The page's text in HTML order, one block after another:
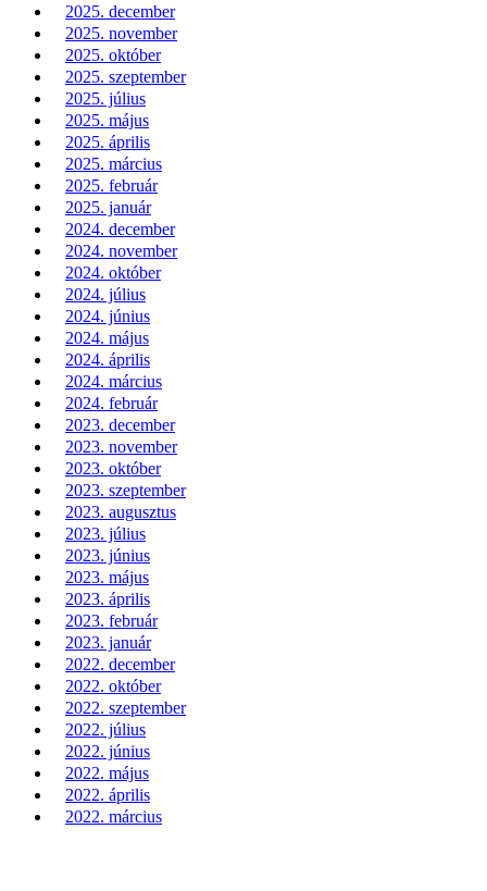
2025. december
2025. november
2025. október
2025. szeptember
2025. július
2025. május
2025. április
2025. március
2025. február
2025. január
2024. december
2024. november
2024. október
2024. július
2024. június
2024. május
2024. április
2024. március
2024. február
2023. december
2023. november
2023. október
2023. szeptember
2023. augusztus
2023. július
2023. június
2023. május
2023. április
2023. február
2023. január
2022. december
2022. október
2022. szeptember
2022. július
2022. június
2022. május
2022. április
2022. március